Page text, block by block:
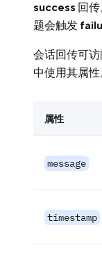
success 回
题会触发
会话回传可
中使用其属性
属性
message
timestamp